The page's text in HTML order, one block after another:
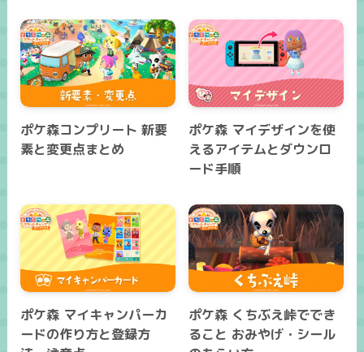
ポケ森コンプリート 新要
素と変更点まとめ
ポケ森 マイデザインを使
えるアイテムとダウンロ
ード手順
ポケ森 マイキャンパーカ
ードの作り方と登録方
ポケ森 くちぶえ峠ででき
ること おみやげ・シール